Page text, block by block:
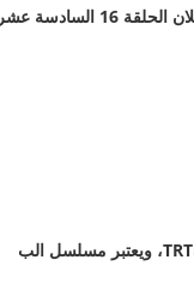
الجديدة التي يترقبها معظم الناس من محبي وعشاق المسلسلات التاريخية، خاصة مسلسل الب ارسلان الحلقة 16 السادسة عشر
TRT، ويعتبر مسلسل الب